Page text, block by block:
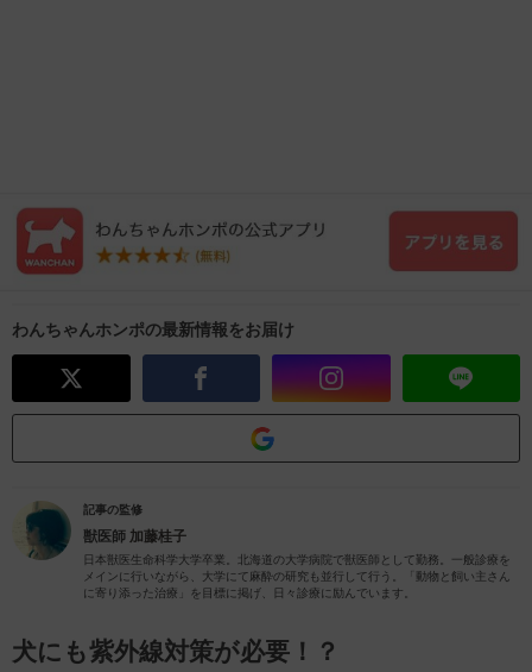
わんちゃんホンポの最新情報をお届け
記事の監修
獣医師 加藤桂子
日本獣医生命科学大学卒業。北海道の大学病院で獣医師として勤務。一般診療を
メインに行いながら、大学にて麻酔の研究も並行して行う。「動物と飼い主さん
に寄り添った治療」を目標に掲げ、日々診療に励んでいます。
犬にも紫外線対策が必要！？